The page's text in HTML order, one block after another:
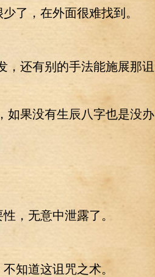
，在外面很难找到。
还有别的手法能施展那诅
果没有生辰八字也是没办
无意中泄露了。
知道这诅咒之术。